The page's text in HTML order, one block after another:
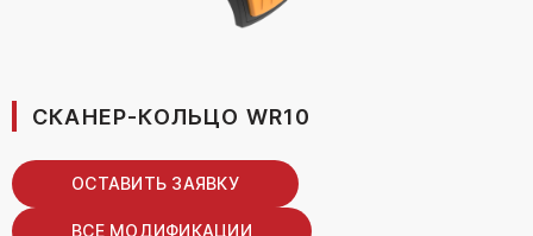
СКАНЕР-КОЛЬЦО WR10
ОСТАВИТЬ ЗАЯВКУ
ВСЕ МОДИФИКАЦИИ